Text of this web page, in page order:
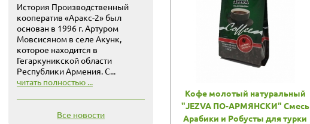
История Производственный
кооператив «Аракс-2» был
основан в 1996 г. Артуром
Мовсисяном в селе Акунк,
которое находится в
Гегаркуникской области
Республики Армения. С...
читать полностью ...
Все новости
Кофе молотый натуральный
"JEZVA ПО-АРМЯНСКИ" Смесь
Арабики и Робусты для турки